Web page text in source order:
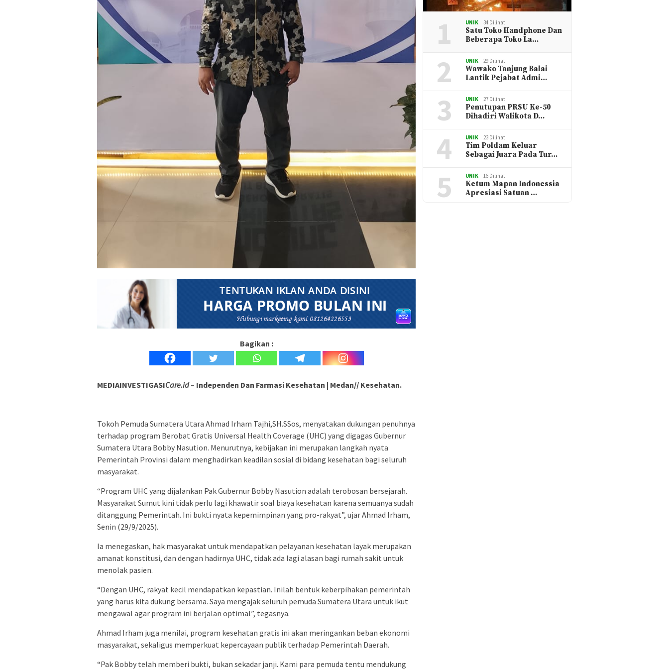
Bagikan :
MEDIAINVESTIGASICare.id– Independen Dan Farmasi Kesehatan | Medan// Kesehatan.
Tokoh Pemuda Sumatera Utara Ahmad Irham Tajhi,SH.SSos, menyatakan dukungan penuhnya
terhadap program Berobat Gratis Universal Health Coverage (UHC) yang digagas Gubernur
Sumatera Utara Bobby Nasution. Menurutnya, kebijakan ini merupakan langkah nyata
Pemerintah Provinsi dalam menghadirkan keadilan sosial di bidang kesehatan bagi seluruh
masyarakat.
“Program UHC yang dijalankan Pak Gubernur Bobby Nasution adalah terobosan bersejarah.
Masyarakat Sumut kini tidak perlu lagi khawatir soal biaya kesehatan karena semuanya sudah
ditanggung Pemerintah. Ini bukti nyata kepemimpinan yang pro-rakyat”, ujar Ahmad Irham,
Senin (29/9/2025).
Ia menegaskan, hak masyarakat untuk mendapatkan pelayanan kesehatan layak merupakan
amanat konstitusi, dan dengan hadirnya UHC, tidak ada lagi alasan bagi rumah sakit untuk
menolak pasien.
“Dengan UHC, rakyat kecil mendapatkan kepastian. Inilah bentuk keberpihakan pemerintah
yang harus kita dukung bersama. Saya mengajak seluruh pemuda Sumatera Utara untuk ikut
mengawal agar program ini berjalan optimal”, tegasnya.
Ahmad Irham juga menilai, program kesehatan gratis ini akan meringankan beban ekonomi
masyarakat, sekaligus memperkuat kepercayaan publik terhadap Pemerintah Daerah.
“Pak Bobby telah memberi bukti, bukan sekadar janji. Kami para pemuda tentu mendukung
1 UNIK 34 Dilihat
Satu Toko Handphone Dan
Beberapa Toko La…
2 UNIK 29 Dilihat
Wawako Tanjung Balai
Lantik Pejabat Admi…
3 UNIK 27 Dilihat
Penutupan PRSU Ke-50
Dihadiri Walikota D…
4 UNIK 23 Dilihat
Tim Poldam Keluar
Sebagai Juara Pada Tur…
5 UNIK 16 Dilihat
Ketum Mapan Indonessia
Apresiasi Satuan …